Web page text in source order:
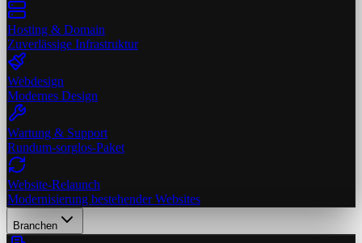
Hosting & Domain
Zuverlässige Infrastruktur
Webdesign
Modernes Design
Wartung & Support
Rundum-sorglos-Paket
Website-Relaunch
Modernisierung bestehender Websites
Branchen